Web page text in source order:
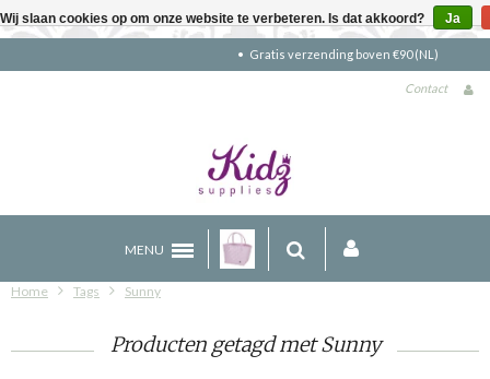
Gratis verzending boven €90 (NL)
Contact
MENU
Home Tags Sunny
Producten getagd met Sunny
Wij slaan cookies op om onze website te verbeteren. Is dat akkoord? Ja